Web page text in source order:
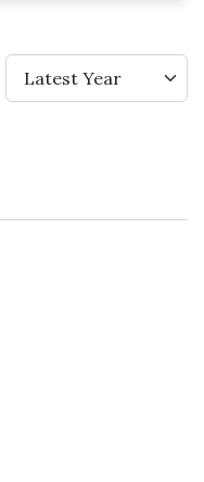
Latest Year